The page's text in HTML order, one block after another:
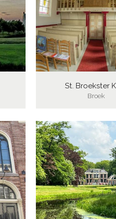
St. Broekster
Broek